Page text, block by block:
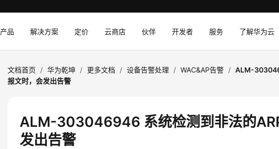
产品 解决方案 定价 云商店 伙伴 开发者 服务 了解华为云
文档首页 / 华为乾坤 / 更多文档 / 设备告警处理 / WAC&AP告警 / ALM-
报文时，会发出告警
ALM-303046946 系统检测到非法的
发出告警